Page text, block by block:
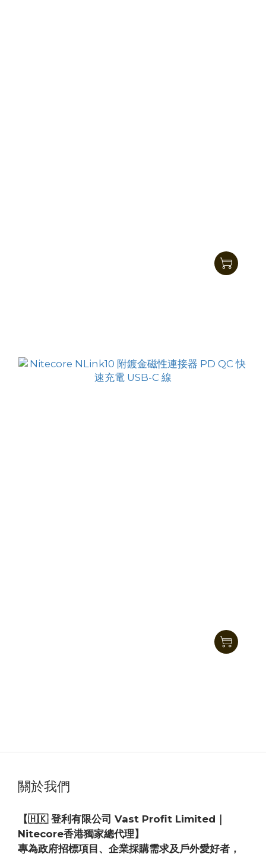
關於我們
【🇭🇰 登利有限公司 Vast Profit Limited｜
Nitecore香港獨家總代理】
專為政府招標項目、企業採購需求及戶外愛好者，